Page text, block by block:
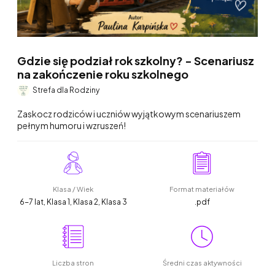
Gdzie się podział rok szkolny? - Scenariusz
na zakończenie roku szkolnego
Strefa dla Rodziny
Zaskocz rodziców i uczniów wyjątkowym scenariuszem
pełnym humoru i wzruszeń!
Klasa / Wiek
6-7 lat, Klasa 1, Klasa 2, Klasa 3
Format materiałów
.pdf
Liczba stron Średni czas aktywności